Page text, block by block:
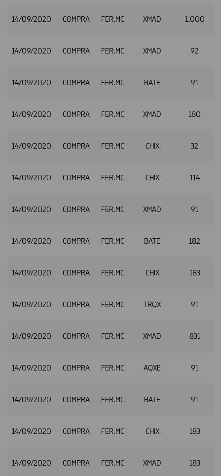
14/09/2020 COMPRA FER.MC XMAD 1.000
14/09/2020 COMPRA FER.MC XMAD 92
14/09/2020 COMPRA FER.MC BATE 91
14/09/2020 COMPRA FER.MC XMAD 180
14/09/2020 COMPRA FER.MC CHIX 32
14/09/2020 COMPRA FER.MC CHIX 114
14/09/2020 COMPRA FER.MC XMAD 91
14/09/2020 COMPRA FER.MC BATE 182
14/09/2020 COMPRA FER.MC CHIX 183
14/09/2020 COMPRA FER.MC TRQX 91
14/09/2020 COMPRA FER.MC XMAD 831
14/09/2020 COMPRA FER.MC AQXE 91
14/09/2020 COMPRA FER.MC BATE 91
14/09/2020 COMPRA FER.MC CHIX 183
14/09/2020 COMPRA FER.MC XMAD 183